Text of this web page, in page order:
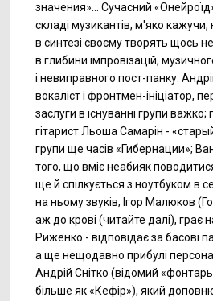
значения»… Сучасний
складі музикантів, м'яко кажучи,
в синтезі своєму творять щось
в глибини імпровізацій,
і невиправного пост-панку:
вокаліст і фронтмен-ініціатор,
заслуги в існуванні групи
гітарист Льоша Самарін -
групи ще часів «Гибернации»;
того, що вміє неабияк
ще й спілкується з ноутбуком в
на ньому звуків; Ігор Малюков
аж до крові (читайте далі), грає
Риженко - відповідає за басові
а ще нещодавно прибулi
Андрій Снітко (відомий
більше як «Кефір»), який